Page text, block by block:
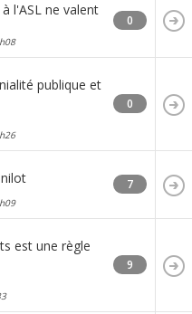
l'ASL ne valent
0
publique et
0
7
est une règle
9